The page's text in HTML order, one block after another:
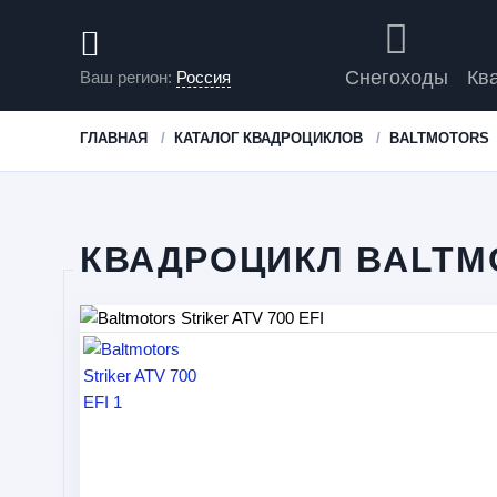
Ваш регион: Россия Снегоходы
ГЛАВНАЯ КАТАЛОГ КВАДРОЦИКЛОВ BALTMOTORS
КВАДРОЦИКЛ